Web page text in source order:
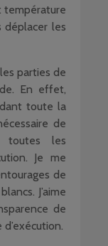
température
déplacer les
parties de
En effet,
toute la
de
toutes les
Je me
de
J’aime
de